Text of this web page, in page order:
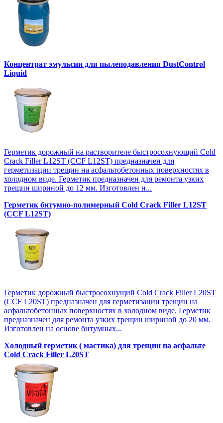
Концентрат эмульсии для пылеподавления DustControl
Liquid
Герметик дорожный на растворителе быстросохнующий Cold
Crack Filler L12SТ (CCF L12SТ) предназначен для
герметизации трещин на асфальтобетонных поверхностях в
холодном виде. Герметик предназначен для ремонта узких
трещин шириной до 12 мм. Изготовлен н...
Герметик битумно-полимерный Cold Crack Filler L12SТ
(CCF L12SТ)
Герметик дорожный быстросохнущий Cold Crack Filler L20SТ
(CCF L20SТ) предназначен для герметизации трещин на
асфальтобетонных поверхностях в холодном виде. Герметик
предназначен для ремонта узких трещин шириной до 20 мм.
Изготовлен на основе битумных...
Холодный герметик ( мастика) для трещин на асфальте
Cold Crack Filler L20SТ